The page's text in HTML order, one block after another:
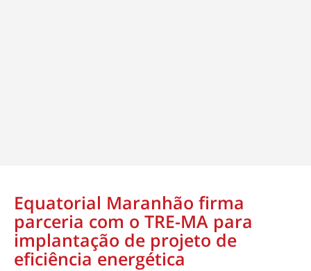
Equatorial Maranhão firma
parceria com o TRE-MA para
implantação de projeto de
eficiência energética